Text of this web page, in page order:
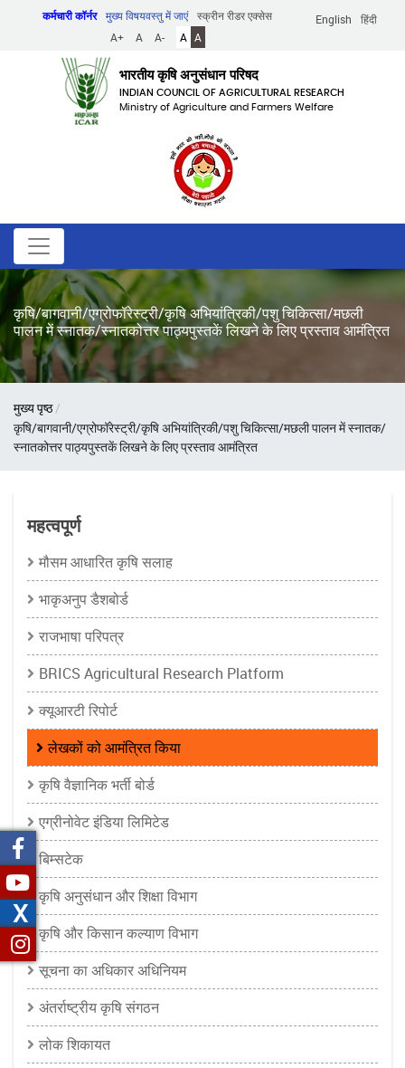
English हिंदी
कर्मचारी कॉर्नर मुख्य विषयवस्तु में जाएं
स्क्रीन रीडर एक्सेस
A+
A A- A A
भारतीय कृषि अनुसंधान परिषद
INDIAN COUNCIL OF AGRICULTURAL RESEARCH
Ministry of Agriculture and Farmers Welfare
कृषि/बागवानी/एग्रोफॉरेस्ट्री/कृषि अभियांत्रिकी/पशु चिकित्सा/मछली
पालन में स्नातक/स्नातकोत्तर पाठ्यपुस्तकें लिखने के लिए प्रस्ताव आमंत्रित
पग
चिन्ह
मुख्य पृष्ठ
कृषि/बागवानी/एग्रोफॉरेस्ट्री/कृषि अभियांत्रिकी/पशु चिकित्सा/मछली पालन में स्नातक/
स्नातकोत्तर पाठ्यपुस्तकें लिखने के लिए प्रस्ताव आमंत्रित
महत्वपूर्ण
मौसम आधारित कृषि सलाह
भाकृअनुप डैशबोर्ड
राजभाषा परिपत्र
BRICS Agricultural Research Platform
क्यूआरटी रिपोर्ट
लेखकों को आमंत्रित किया
कृषि वैज्ञानिक भर्ती बोर्ड
एग्रीनोवेट इंडिया लिमिटेड
बिम्सटेक
कृषि अनुसंधान और शिक्षा विभाग
कृषि और किसान कल्याण विभाग
सूचना का अधिकार अधिनियम
अंतर्राष्ट्रीय कृषि संगठन
लोक शिकायत
X